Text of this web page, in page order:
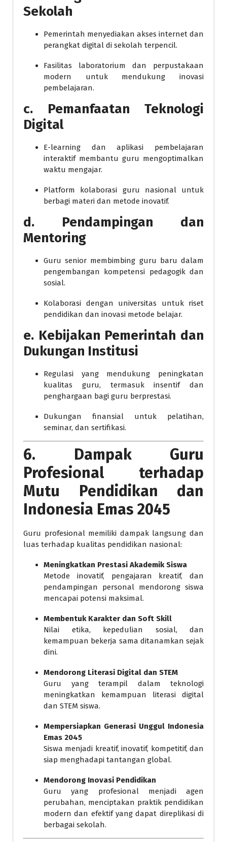
Sekolah
Pemerintah menyediakan akses internet dan
perangkat digital di sekolah terpencil.
Fasilitas laboratorium dan perpustakaan
modern untuk mendukung inovasi
pembelajaran.
c. Pemanfaatan Teknologi
Digital
E-learning dan aplikasi pembelajaran
interaktif membantu guru mengoptimalkan
waktu mengajar.
Platform kolaborasi guru nasional untuk
berbagi materi dan metode inovatif.
d. Pendampingan dan
Mentoring
Guru senior membimbing guru baru dalam
pengembangan kompetensi pedagogik dan
sosial.
Kolaborasi dengan universitas untuk riset
pendidikan dan inovasi metode belajar.
e. Kebijakan Pemerintah dan
Dukungan Institusi
Regulasi yang mendukung peningkatan
kualitas guru, termasuk insentif dan
penghargaan bagi guru berprestasi.
Dukungan finansial untuk pelatihan,
seminar, dan sertifikasi.
6. Dampak Guru
Profesional terhadap
Mutu Pendidikan dan
Indonesia Emas 2045
Guru profesional memiliki dampak langsung dan
luas terhadap kualitas pendidikan nasional:
Meningkatkan Prestasi Akademik Siswa
Metode inovatif, pengajaran kreatif, dan
pendampingan personal mendorong siswa
mencapai potensi maksimal.
Membentuk Karakter dan Soft Skill
Nilai etika, kepedulian sosial, dan
kemampuan bekerja sama ditanamkan sejak
dini.
Mendorong Literasi Digital dan STEM
Guru yang terampil dalam teknologi
meningkatkan kemampuan literasi digital
dan STEM siswa.
Mempersiapkan Generasi Unggul Indonesia
Emas 2045
Siswa menjadi kreatif, inovatif, kompetitif, dan
siap menghadapi tantangan global.
Mendorong Inovasi Pendidikan
Guru yang profesional menjadi agen
perubahan, menciptakan praktik pendidikan
modern dan efektif yang dapat direplikasi di
berbagai sekolah.